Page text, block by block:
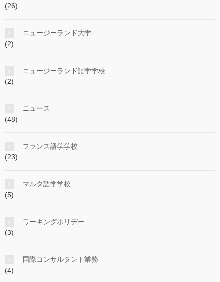
(26)
ニュージーランド大学
(2)
ニュージーランド語学学校
(2)
ニュース
(48)
フランス語学学校
(23)
マルタ語学学校
(5)
ワーキングホリデー
(3)
国際コンサルタント業務
(4)